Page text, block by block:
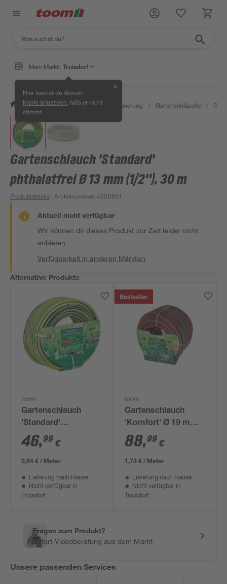
Mein Markt: Troisdorf
Hier kannst du deinen
Markt anpassen , falls er nicht
stimmt.
✕
/ Garten & Freizeit / Gartenbewässerung / Gartenschläuche /
Gartenschlauch 'Standard'
phthalatfrei Ø 13 mm (1/2"), 30 m
Produktdetails | Artikelnummer:4200851
Aktuell nicht verfügbar
Wir können dir dieses Produkt zur Zeit leider nicht
anbieten.
Verfügbarkeit in anderen Märkten
Alternative Produkte
toom
Gartenschlauch
'Standard'
phthalatfrei Ø 13 mm
(1/2") 50 m
46,99 €
0,94 € / Meter
Lieferung nach Hause
Nicht verfügbar in
Troisdorf
Bestseller
toom
Gartenschlauch
'Komfort' Ø 19 mm
(3/4") 50 m
88,99 €
1,78 € / Meter
Lieferung nach Hause
Nicht verfügbar in
Troisdorf
Fragen zum Produkt?
Sofort-Videoberatung aus dem Markt
Unsere passenden Services